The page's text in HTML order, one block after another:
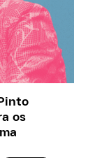
os